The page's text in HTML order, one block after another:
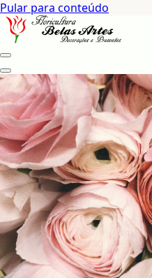
Pular para conteúdo